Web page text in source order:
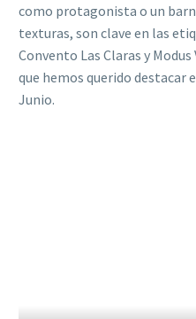
como protagonista o un
texturas, son clave en las
Convento Las Claras y
que hemos querido destacar
Junio.